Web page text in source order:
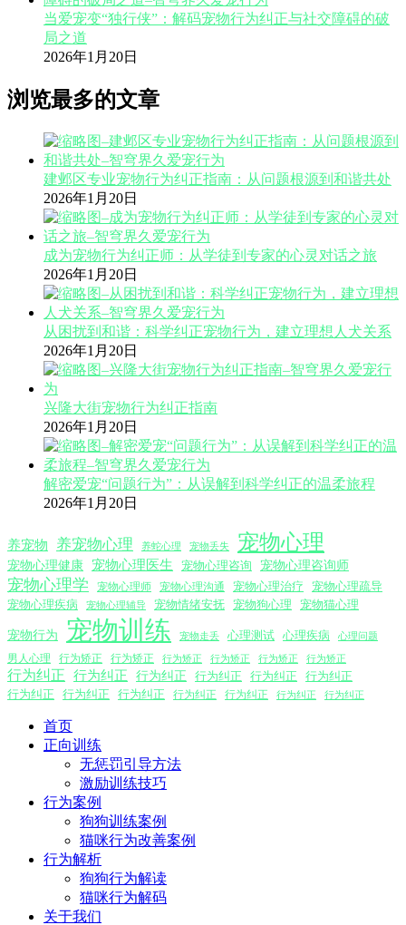
当爱宠变“独行侠”：解码宠物行为纠正与社交障碍的破
局之道
2026年1月20日
浏览最多的文章
建邺区专业宠物行为纠正指南：从问题根源到和谐共处
2026年1月20日
成为宠物行为纠正师：从学徒到专家的心灵对话之旅
2026年1月20日
从困扰到和谐：科学纠正宠物行为，建立理想人犬关系
2026年1月20日
兴隆大街宠物行为纠正指南
2026年1月20日
解密爱宠“问题行为”：从误解到科学纠正的温柔旅程
2026年1月20日
养宠物 养宠物心理 养蛇心理 宠物丢失 宠物心理
宠物心理健康 宠物心理医生 宠物心理咨询 宠物心理咨询师
宠物心理学 宠物心理师 宠物心理沟通 宠物心理治疗
宠物心理疏导
宠物心理疾病
宠物心理辅导 宠物情绪安抚 宠物狗心理 宠物猫心理
宠物行为 宠物训练 宠物走丢 心理测试 心理疾病 心理问题
男人心理 行为矫正 行为矫正 行为矫正 行为矫正 行为矫正 行为矫正
行为纠正 行为纠正 行为纠正 行为纠正 行为纠正
行为纠正
行为纠正
行为纠正 行为纠正 行为纠正 行为纠正 行为纠正 行为纠正
首页
正向训练
无惩罚引导方法
激励训练技巧
行为案例
狗狗训练案例
猫咪行为改善案例
行为解析
狗狗行为解读
猫咪行为解码
关于我们